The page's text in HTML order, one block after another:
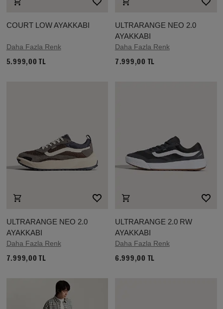
COURT LOW AYAKKABI
Daha Fazla Renk
5.999,00 TL
ULTRARANGE NEO 2.0
AYAKKABI
Daha Fazla Renk
7.999,00 TL
ULTRARANGE NEO 2.0
AYAKKABI
Daha Fazla Renk
7.999,00 TL
ULTRARANGE 2.0 RW
AYAKKABI
Daha Fazla Renk
6.999,00 TL